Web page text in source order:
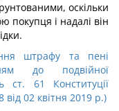
оскільки
покупця і надалі він
штрафу та пені
до подвійної
ст. 61 Конституції
02 квітня 2019 р.)